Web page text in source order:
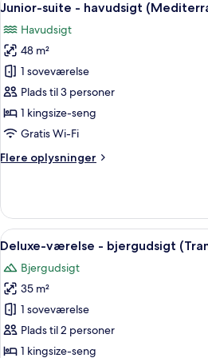
Soller
alle
billeder
af
Junior-
suite
-
havudsigt
9
Junior-suite - havudsigt
Havudsigt
48 m²
1 soveværelse
Plads til 3 personer
1 kingsize-seng
Gratis Wi-Fi
Flere oplysninger
Flere
suite
havudsigt
Indlæs
alle
billeder
af
Deluxe-
værelse
-
9
Deluxe-værelse - bjergudsigt
Bjergudsigt
35 m²
1 soveværelse
Plads til 2 personer
1 kingsize-seng